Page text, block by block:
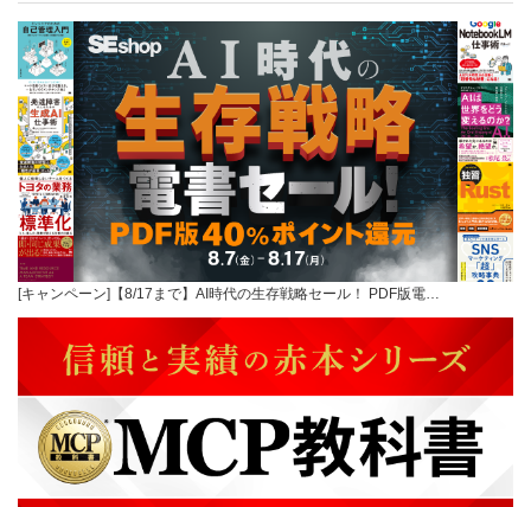
[キャンペーン]【8/17まで】AI時代の生存戦略セール！ PDF版電…